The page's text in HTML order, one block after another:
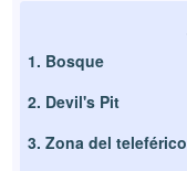
1. Bosque
2. Devil's Pit
3. Zona del teleférico